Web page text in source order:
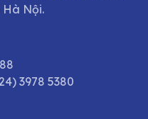
Hà Nội.
3978 5380